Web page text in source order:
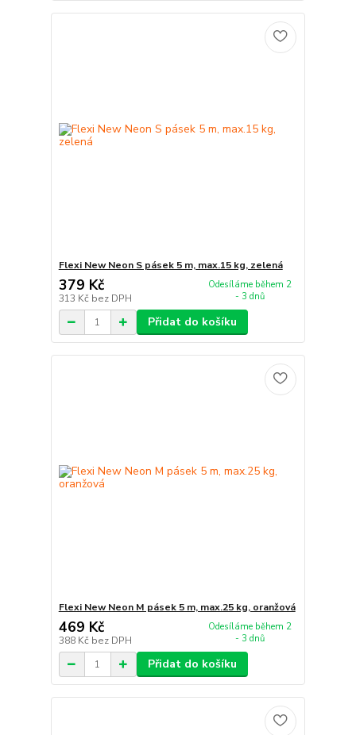
Flexi New Neon S pásek 5 m, max.15 kg, zelená
379 Kč
313 Kč bez DPH
Odesíláme během 2
- 3 dnů
Přidat do košíku
Flexi New Neon M pásek 5 m, max.25 kg, oranžová
469 Kč
388 Kč bez DPH
Odesíláme během 2
- 3 dnů
Přidat do košíku